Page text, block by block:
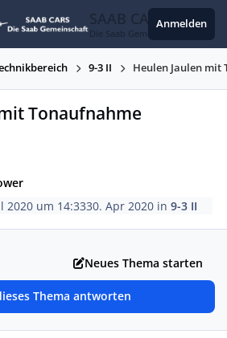
SAAB CARS
Die Saab Gemeinschaft
Anmelden
9-3 II Heulen Jaulen mit
Tonaufnahme
2020 um 14:3330. Apr 2020 in9-3 II
Neues Thema starten
Thema antworten